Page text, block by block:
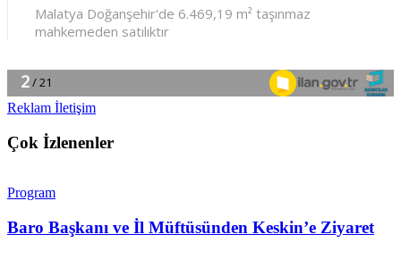
Reklam İletişim
Çok İzlenenler
Program
Baro Başkanı ve İl Müftüsünden Keskin’e Ziyaret